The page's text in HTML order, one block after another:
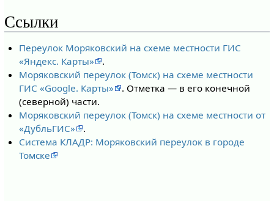
Ссылки
Переулок Моряковский на схеме местности ГИС
«Яндекс. Карты»
.
Моряковский переулок (Томск) на схеме местности
ГИС «Google. Карты»
. Отметка — в его конечной
(северной) части.
Моряковский переулок (Томск) на схеме местности от
«ДубльГИС»
.
Система КЛАДР: Моряковский переулок в городе
Томске